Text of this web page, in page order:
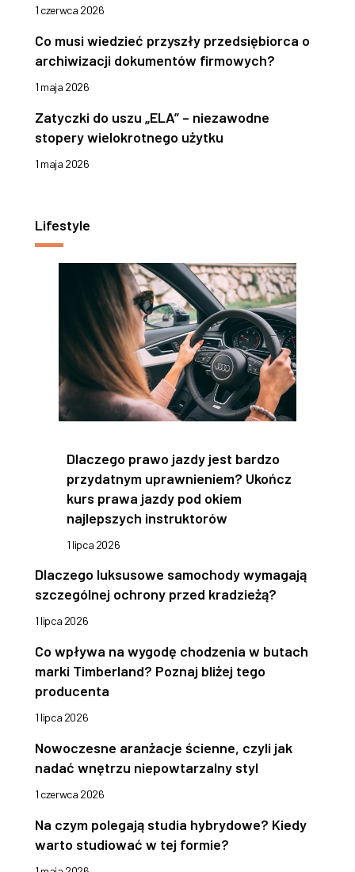
1 czerwca 2026
Co musi wiedzieć przyszły przedsiębiorca o
archiwizacji dokumentów firmowych?
1 maja 2026
Zatyczki do uszu „ELA” – niezawodne
stopery wielokrotnego użytku
1 maja 2026
Lifestyle
Dlaczego prawo jazdy jest bardzo
przydatnym uprawnieniem? Ukończ
kurs prawa jazdy pod okiem
najlepszych instruktorów
1 lipca 2026
Dlaczego luksusowe samochody wymagają
szczególnej ochrony przed kradzieżą?
1 lipca 2026
Co wpływa na wygodę chodzenia w butach
marki Timberland? Poznaj bliżej tego
producenta
1 lipca 2026
Nowoczesne aranżacje ścienne, czyli jak
nadać wnętrzu niepowtarzalny styl
1 czerwca 2026
Na czym polegają studia hybrydowe? Kiedy
warto studiować w tej formie?